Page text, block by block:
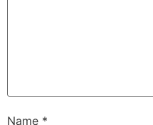
Name *